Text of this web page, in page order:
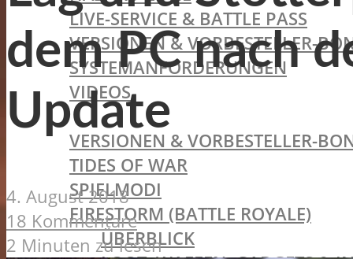
LIVE-SERVICE & BATTLE PASS
VERSIONEN & VORBESTELLER-
SYSTEMANFORDERUNGEN
VIDEOS
BATTLEFIELD V
VERSIONEN & VORBESTELLER-
TIDES OF WAR
SPIELMODI
FIRESTORM (BATTLE ROYALE)
ÜBERBLICK
dem PC nach
Update
4. August 2018
18 Kommentare
2 Minuten zu lesen